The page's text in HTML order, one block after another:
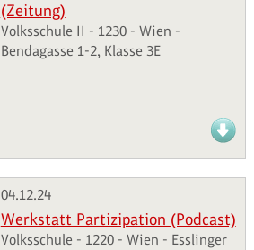
(Zeitung)
Volksschule II - 1230 - Wien -
Bendagasse 1-2, Klasse 3E
04.12.24
Werkstatt Partizipation (Podcast)
Volksschule - 1220 - Wien - Esslinger